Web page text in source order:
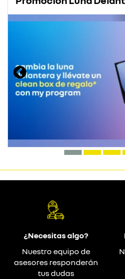
¿Necesitas algo?
Nuestro equipo de
asesores responderán
tus dudas